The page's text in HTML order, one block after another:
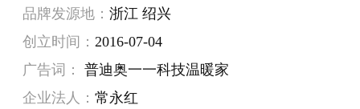
迪奥”品牌已经在全国拥有320家县级专营店，拥
有25000家售后服务网点。
品牌发源地： 浙江 绍兴
创立时间： 2016-07-04
广告词： 普迪奥一一科技温暖家
企业法人： 常永红